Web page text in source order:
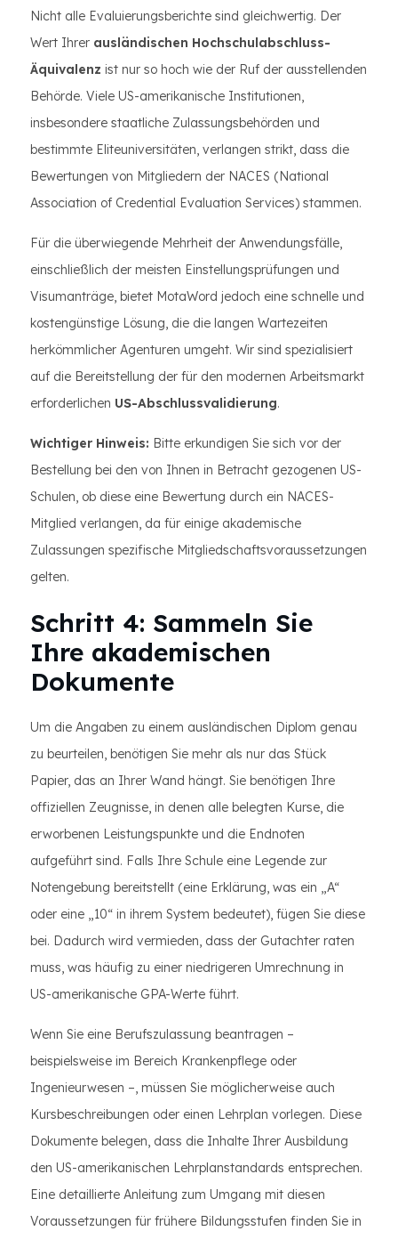
Nicht alle Evaluierungsberichte sind gleichwertig. Der
Wert Ihrer ausländischen Hochschulabschluss-
Äquivalenz ist nur so hoch wie der Ruf der ausstellenden
Behörde. Viele US-amerikanische Institutionen,
insbesondere staatliche Zulassungsbehörden und
bestimmte Eliteuniversitäten, verlangen strikt, dass die
Bewertungen von Mitgliedern der NACES (National
Association of Credential Evaluation Services) stammen.
Für die überwiegende Mehrheit der Anwendungsfälle,
einschließlich der meisten Einstellungsprüfungen und
Visumanträge, bietet MotaWord jedoch eine schnelle und
kostengünstige Lösung, die die langen Wartezeiten
herkömmlicher Agenturen umgeht. Wir sind spezialisiert
auf die Bereitstellung der für den modernen Arbeitsmarkt
erforderlichen US-Abschlussvalidierung.
Wichtiger Hinweis: Bitte erkundigen Sie sich vor der
Bestellung bei den von Ihnen in Betracht gezogenen US-
Schulen, ob diese eine Bewertung durch ein NACES-
Mitglied verlangen, da für einige akademische
Zulassungen spezifische Mitgliedschaftsvoraussetzungen
gelten.
Schritt 4: Sammeln Sie
Ihre akademischen
Dokumente
Um die Angaben zu einem ausländischen Diplom genau
zu beurteilen, benötigen Sie mehr als nur das Stück
Papier, das an Ihrer Wand hängt. Sie benötigen Ihre
offiziellen Zeugnisse, in denen alle belegten Kurse, die
erworbenen Leistungspunkte und die Endnoten
aufgeführt sind. Falls Ihre Schule eine Legende zur
Notengebung bereitstellt (eine Erklärung, was ein „A“
oder eine „10“ in ihrem System bedeutet), fügen Sie diese
bei. Dadurch wird vermieden, dass der Gutachter raten
muss, was häufig zu einer niedrigeren Umrechnung in
US-amerikanische GPA-Werte führt.
Wenn Sie eine Berufszulassung beantragen –
beispielsweise im Bereich Krankenpflege oder
Ingenieurwesen –, müssen Sie möglicherweise auch
Kursbeschreibungen oder einen Lehrplan vorlegen. Diese
Dokumente belegen, dass die Inhalte Ihrer Ausbildung
den US-amerikanischen Lehrplanstandards entsprechen.
Eine detaillierte Anleitung zum Umgang mit diesen
Voraussetzungen für frühere Bildungsstufen finden Sie in